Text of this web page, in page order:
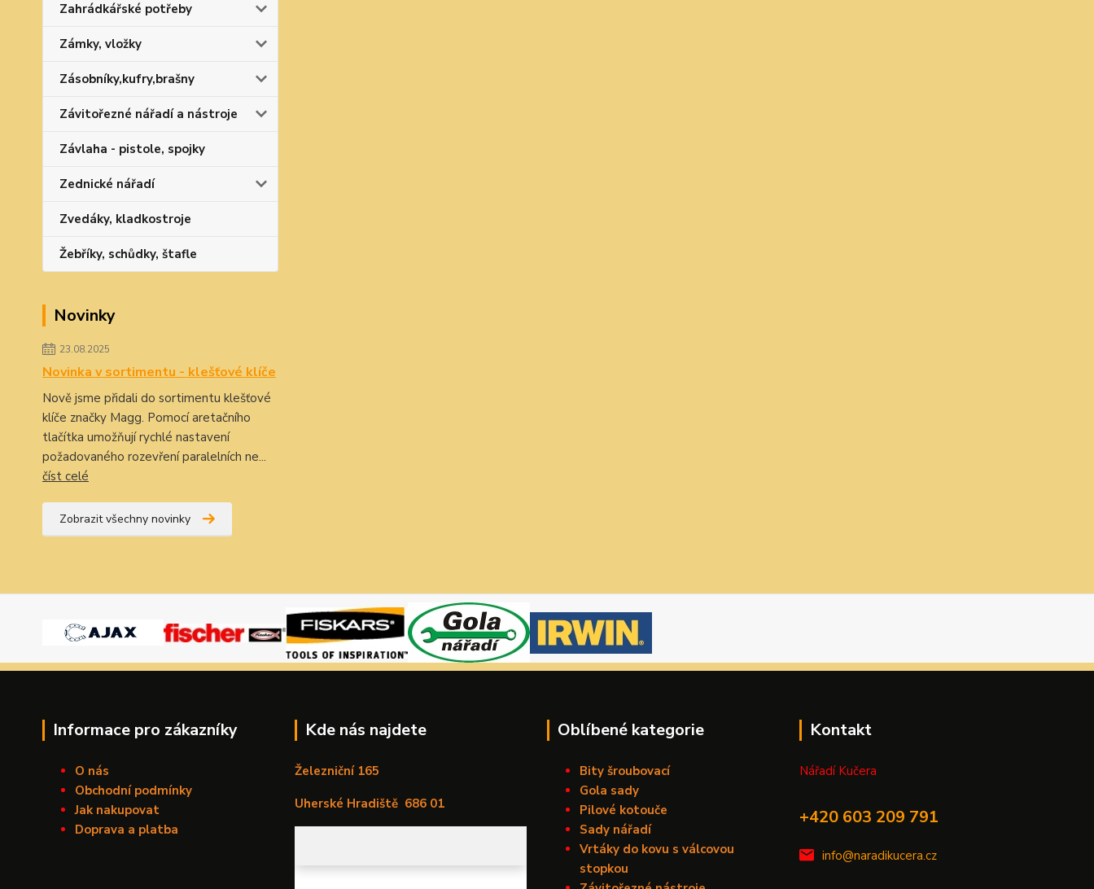
Zahrádkářské potřeby
Zámky, vložky
Zásobníky,kufry,brašny
Závitořezné nářadí a nástroje
Závlaha - pistole, spojky
Zednické nářadí
Zvedáky, kladkostroje
Žebříky, schůdky, štafle
Novinky
23.08.2025
Novinka v sortimentu - klešťové klíče
Nově jsme přidali do sortimentu klešťové
klíče značky Magg. Pomocí aretačního
tlačítka umožňují rychlé nastavení
požadovaného rozevření paralelních ne...
číst celé
Zobrazit všechny novinky
Informace pro zákazníky
O nás
Obchodní podmínky
Jak nakupovat
Doprava a platba
Kde nás najdete
Železniční 165
Uherské Hradiště 686 01
Oblíbené kategorie
Bity šroubovací
Gola sady
Pilové kotouče
Sady nářadí
Vrtáky do kovu s válcovou
stopkou
Kontakt
Nářadí Kučera
+420 603 209 791
info@naradikucera.cz